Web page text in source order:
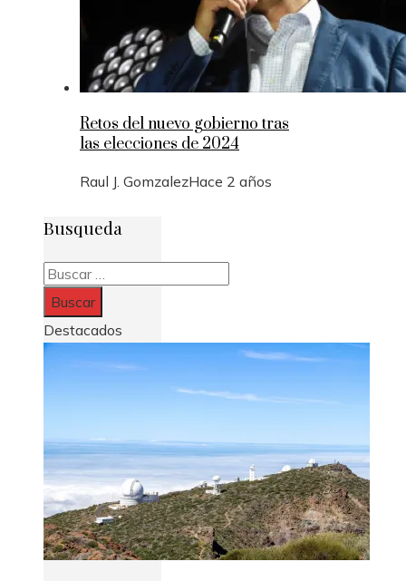
Retos del nuevo gobierno tras
las elecciones de 2024
Raul J. GomzalezHace 2 años
Busqueda
Buscar:
Destacados